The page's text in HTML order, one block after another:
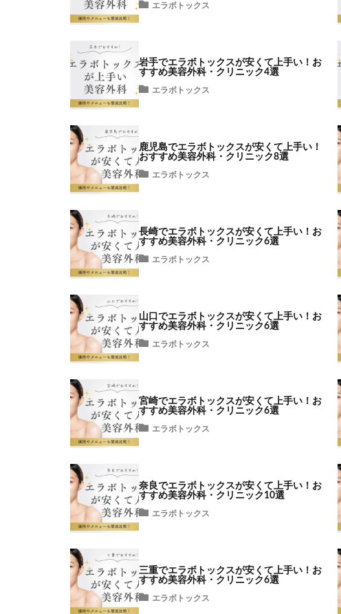
エラボトックス
岩手でエラボトックスが安くて上手い！お
すすめ美容外科・クリニック4選
エラボトックス
鹿児島でエラボトックスが安くて上手い！
おすすめ美容外科・クリニック8選
エラボトックス
長崎でエラボトックスが安くて上手い！お
すすめ美容外科・クリニック6選
エラボトックス
山口でエラボトックスが安くて上手い！お
すすめ美容外科・クリニック6選
エラボトックス
宮崎でエラボトックスが安くて上手い！お
すすめ美容外科・クリニック6選
エラボトックス
奈良でエラボトックスが安くて上手い！お
すすめ美容外科・クリニック10選
エラボトックス
三重でエラボトックスが安くて上手い！お
すすめ美容外科・クリニック6選
エラボトックス